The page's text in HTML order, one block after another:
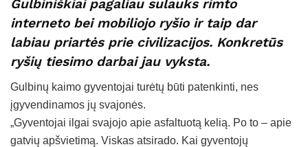
Gulbiniškiai pagaliau sulauks rimto
interneto bei mobiliojo ryšio ir taip dar
labiau priartės prie civilizacijos. Konkretūs
ryšių tiesimo darbai jau vyksta.
Gulbinų kaimo gyventojai turėtų būti patenkinti, nes
įgyvendinamos jų svajonės.
„Gyventojai ilgai svajojo apie asfaltuotą kelią. Po to – apie
gatvių apšvietimą. Viskas atsirado. Kai gyventojų